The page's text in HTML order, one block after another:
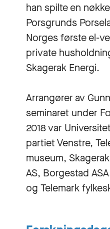
han spilte en
Porsgrunds
Norges første el-
private
Skagerak Energi.
Arrangører av
seminaret under
2018 var
partiet Venstre,
museum,
AS, Borgestad
og Telemark